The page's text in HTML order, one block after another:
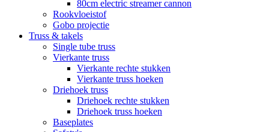
80cm electric streamer cannon
Rookvloeistof
Gobo projectie
Truss & takels
Single tube truss
Vierkante truss
Vierkante rechte stukken
Vierkante truss hoeken
Driehoek truss
Driehoek rechte stukken
Driehoek truss hoeken
Baseplates